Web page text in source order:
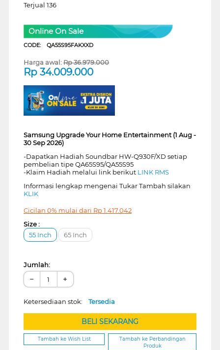
Terjual 136
Online On Sale
CODE: QA55S95FAKXXD
Harga awal:Rp36.979.000
Rp 34.009.000
Samsung Upgrade Your Home Entertainment (1 Aug -
30 Sep 2026)
-Dapatkan Hadiah Soundbar HW-Q930F/XD setiap
pembelian tipe QA65S95/QA55S95
-Klaim Hadiah melalui link berikut LINK RMS
Informasi lengkap mengenai Tukar Tambah silakan
KLIK
Cicilan 0% mulai dari Rp1.417.042
Size :
55 Inch
65 Inch
Jumlah:
− +
Ketersediaan stok: Tersedia
BELI SEKARANG
Tambah ke Wish List
Tambah ke Perbandingan
Produk